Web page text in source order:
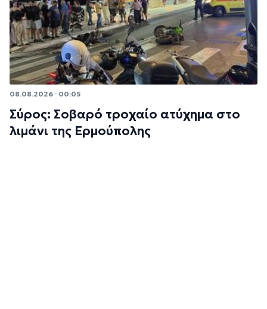
08.08.2026 · 00:05
Σύρος: Σοβαρό τροχαίο ατύχημα στο
λιμάνι της Ερμούπολης